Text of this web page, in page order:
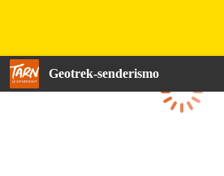
Geotrek-senderismo
Cargando